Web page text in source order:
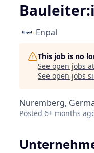
Enpal
This job is no
See open jobs at
See open jobs
Nuremberg,
Posted 6+ months